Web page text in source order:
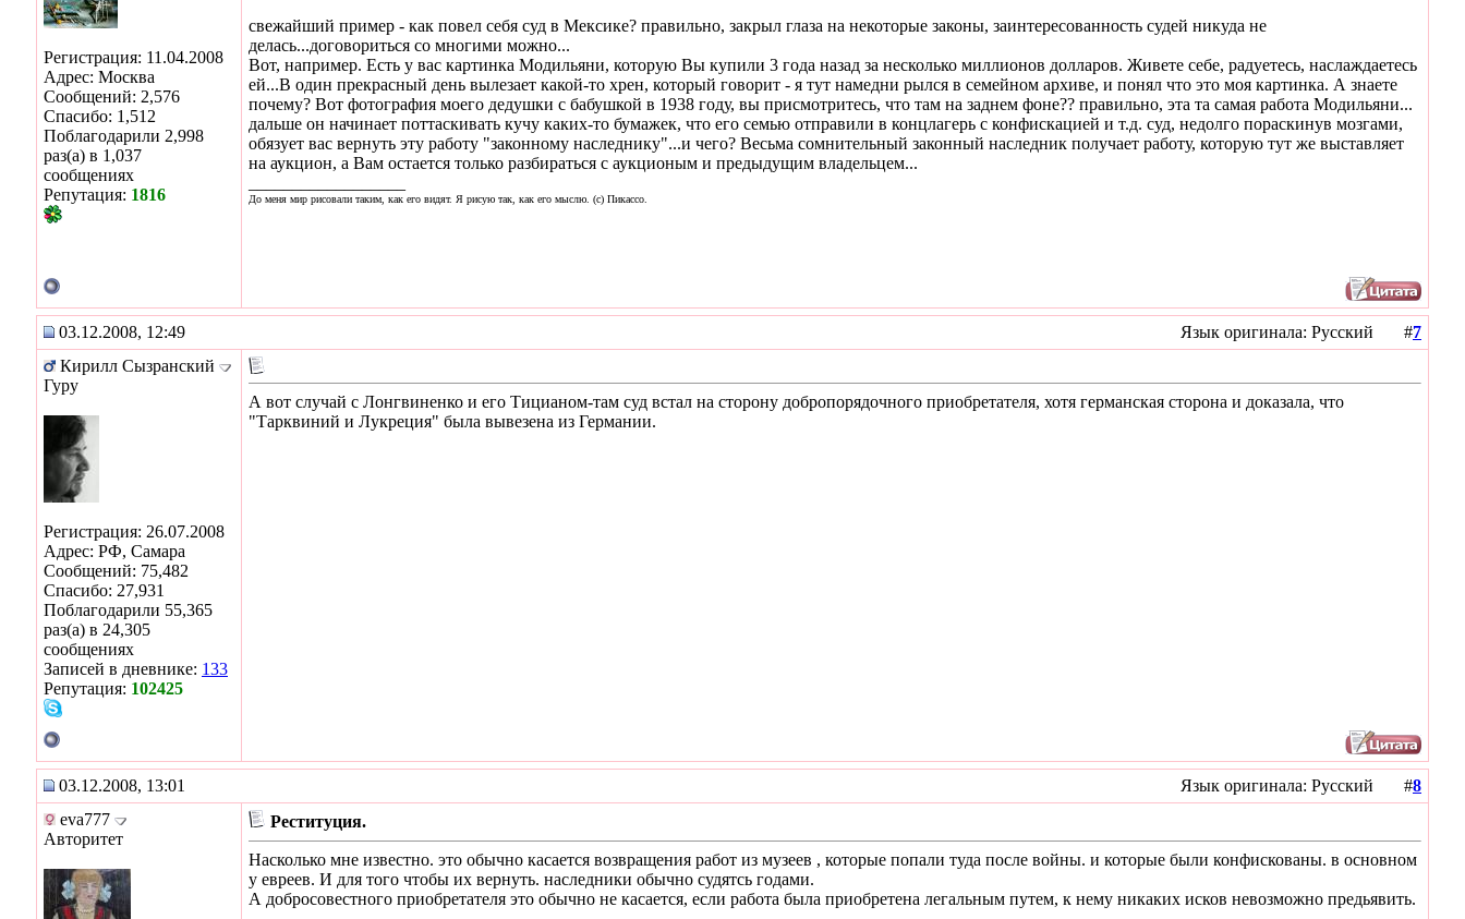
Регистрация: 11.04.2008
Адрес: Москва
Сообщений: 2,576
Спасибо: 1,512
Поблагодарили 2,998
раз(а) в 1,037
сообщениях
Репутация: 1816
свежайший пример - как повел себя суд в Мексике? правильно, закрыл глаза на некоторые законы, заинтересованность судей никуда не
делась...договориться со многими можно...
Вот, например. Есть у вас картинка Модильяни, которую Вы купили 3 года назад за несколько миллионов долларов. Живете себе, радуетесь, наслаждаетесь
ей...В один прекрасный день вылезает какой-то хрен, который говорит - я тут намедни рылся в семейном архиве, и понял что это моя картинка. А знаете
почему? Вот фотография моего дедушки с бабушкой в 1938 году, вы присмотритесь, что там на заднем фоне?? правильно, эта та самая работа Модильяни...
дальше он начинает поттаскивать кучу каких-то бумажек, что его семью отправили в концлагерь с конфискацией и т.д. суд, недолго пораскинув мозгами,
обязует вас вернуть эту работу "законному наследнику"...и чего? Весьма сомнительный законный наследник получает работу, которую тут же выставляет
на аукцион, а Вам остается только разбираться с аукционым и предыдущим владельцем...
До меня мир рисовали таким, как его видят. Я рисую так, как его мыслю. (с) Пикассо.
03.12.2008, 12:49 Язык оригинала: Русский #7
Кирилл Сызранский
Гуру
Регистрация: 26.07.2008
Адрес: РФ, Самара
Сообщений: 75,482
Спасибо: 27,931
Поблагодарили 55,365
раз(а) в 24,305
сообщениях
Записей в дневнике: 133
Репутация: 102425
А вот случай с Лонгвиненко и его Тицианом-там суд встал на сторону добропорядочного приобретателя, хотя германская сторона и доказала, что
"Тарквиний и Лукреция" была вывезена из Германии.
03.12.2008, 13:01 Язык оригинала: Русский #8
eva777
Авторитет
Реституция.
Насколько мне известно. это обычно касается возвращения работ из музеев , которые попали туда после войны. и которые были конфискованы. в основном
у евреев. И для того чтобы их вернуть. наследники обычно судятсь годами.
А добросовестного приобретателя это обычно не касается, если работа была приобретена легальным путем, к нему никаких исков невозможно предьявить.